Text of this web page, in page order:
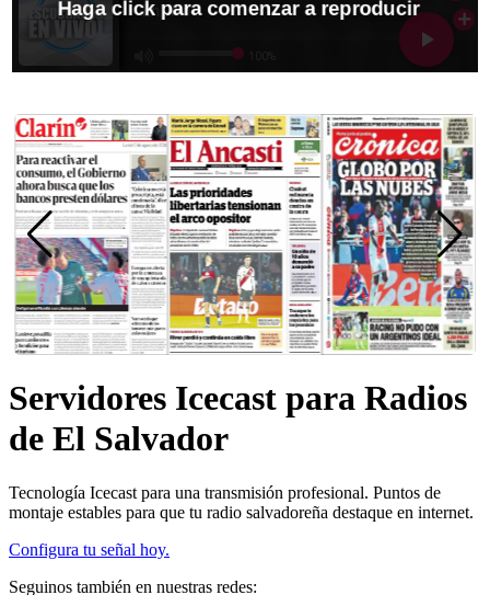
Servidores Icecast para Radios
de El Salvador
Tecnología Icecast para una transmisión profesional. Puntos de
montaje estables para que tu radio salvadoreña destaque en internet.
Configura tu señal hoy.
Seguinos también en nuestras redes: